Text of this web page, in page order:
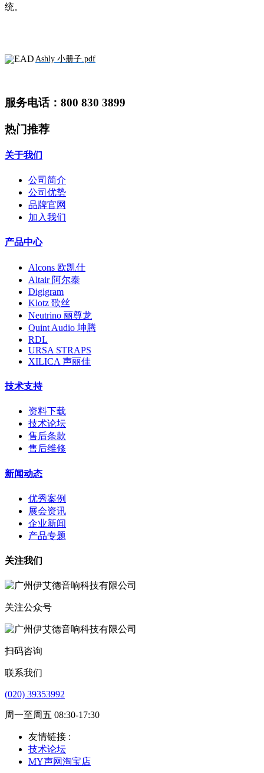
统。
Ashly 小册子.pdf
服务电话：800 830 3899
热门推荐
关于我们
公司简介
公司优势
品牌官网
加入我们
产品中心
Alcons 欧凯仕
Altair 阿尔泰
Digigram
Klotz 歌丝
Neutrino 丽尊龙
Quint Audio 坤腾
RDL
URSA STRAPS
XILICA 声丽佳
技术支持
资料下载
技术论坛
售后条款
售后维修
新闻动态
优秀案例
展会资讯
企业新闻
产品专题
关注我们
关注公众号
扫码咨询
联系我们
(020) 39353992
周一至周五 08:30-17:30
友情链接 :
技术论坛
MY声网淘宝店